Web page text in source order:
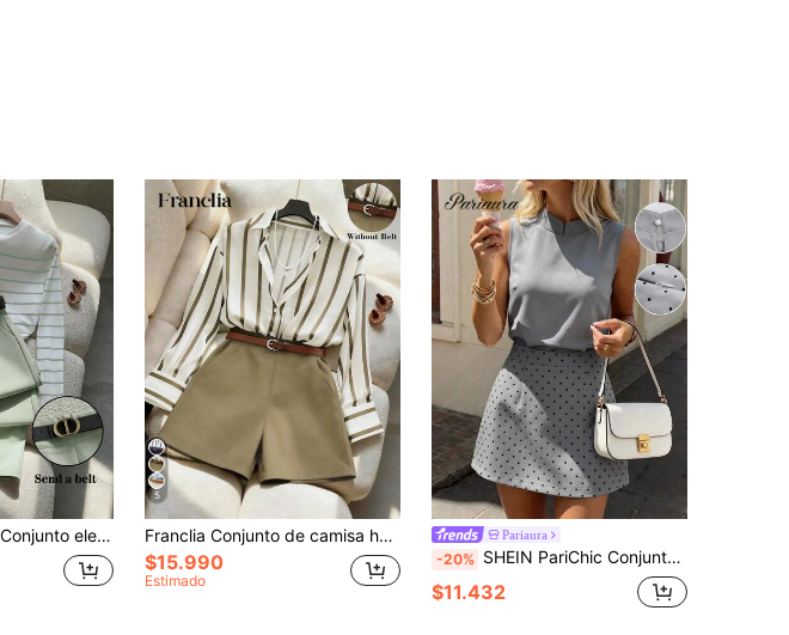
GlowEve 2 piezas Conjunto elegante de camiseta de manga larga a rayas y pantalones con bolsillos y cinturón para mujer
5
Franclia Conjunto de camisa holgada con rayas y pantalones cortos de talle alto en azul marino, conjunto de vestir minimalista y elegante para primavera/verano
$15.990
Estimado
Pariaura
-20% SHEIN PariChic Conjunto de 2 piezas de estilo chino minimalista para novia asiática, con top sin mangas de cuello Mao y falda a lunares
$11.432